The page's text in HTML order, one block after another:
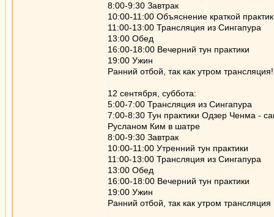
8:00-9:30 Завтрак
10:00-11:00 Объяснение краткой
11:00-13:00 Трансляция из Сингапура
13:00 Обед
16:00-18:00 Вечерний тун практики
19:00 Ужин
Ранний отбой, так как утром трансляция!
12 сентября, суббота:
5:00-7:00 Трансляция из Сингапура
7:00-8:30 Тун практики Одзер Ченма -
Русланом Ким в шатре
8:00-9:30 Завтрак
10:00-11:00 Утренний тун практики
11:00-13:00 Трансляция из Сингапура
13:00 Обед
16:00-18:00 Вечерний тун практики
19:00 Ужин
Ранний отбой, так как утром трансляция